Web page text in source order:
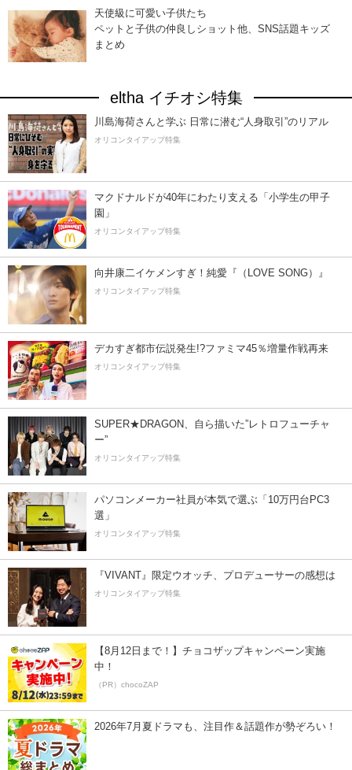
天使級に可愛い子供たち
ペットと子供の仲良しショット他、SNS話題キッズ
まとめ
eltha イチオシ特集
川島海荷さんと学ぶ 日常に潜む“人身取引”のリアル
オリコンタイアップ特集
マクドナルドが40年にわたり支える「小学生の甲子
園」
オリコンタイアップ特集
向井康二イケメンすぎ！純愛『（LOVE SONG）』
オリコンタイアップ特集
デカすぎ都市伝説発生!?ファミマ45％増量作戦再来
オリコンタイアップ特集
SUPER★DRAGON、自ら描いた”レトロフューチャ
ー”
オリコンタイアップ特集
パソコンメーカー社員が本気で選ぶ「10万円台PC3
選」
オリコンタイアップ特集
『VIVANT』限定ウオッチ、プロデューサーの感想は
オリコンタイアップ特集
【8月12日まで！】チョコザップキャンペーン実施
中！
（PR）chocoZAP
2026年7月夏ドラマも、注目作＆話題作が勢ぞろい！